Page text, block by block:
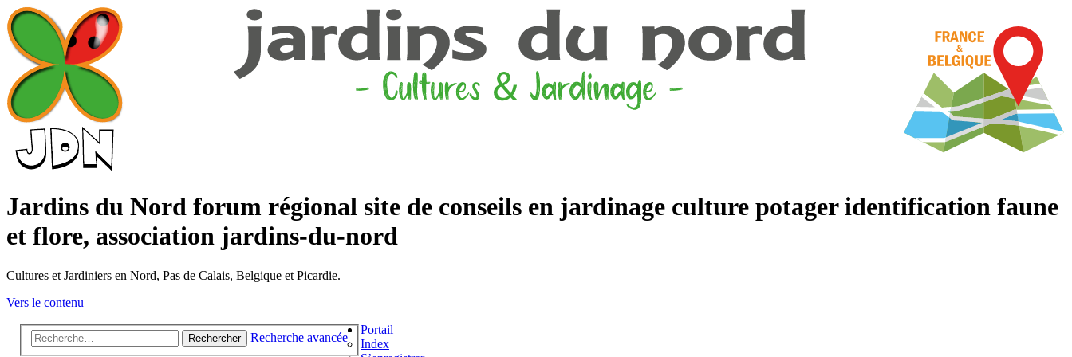
Jardins du Nord forum régional site de conseils en jardinage culture potager identification faune
et flore, association jardins-du-nord
Cultures et Jardiniers en Nord, Pas de Calais, Belgique et Picardie.
Vers le contenu
Rechercher Recherche avancée
Portail
Index